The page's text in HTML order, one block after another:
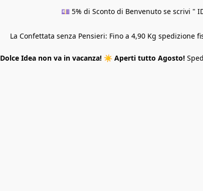
💷 5% di Sconto di Benvenuto se scrivi "
La Confettata senza Pensieri: Fino a 4,90 Kg spedizione
Dolce Idea non va in vacanza! ☀️ Aperti tutto Agosto!